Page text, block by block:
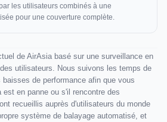
les utilisateurs combinés à une
pour une couverture complète.
de AirAsia basé sur une surveillance en
utilisateurs. Nous suivons les temps de
de performance afin que vous
en panne ou s'il rencontre des
recueillis auprès d'utilisateurs du monde
système de balayage automatisé, et